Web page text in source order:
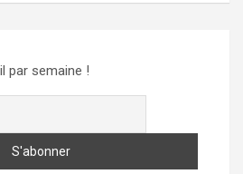
par semaine !